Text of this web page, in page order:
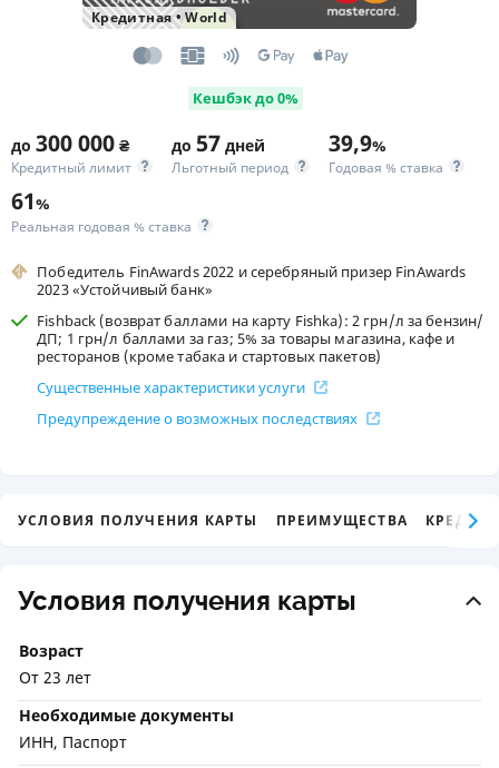
Кредитная•World
Кешбэк до 0%
до 300 000 ₴
Кредитный лимит
до 57 дней
Льготный период
39,9%
Годовая % ставка
61%
Реальная годовая % ставка
Победитель FinAwards 2022 и серебряный призер FinAwards
2023 «Устойчивый банк»
Fishback (возврат баллами на карту Fishka): 2 грн/л за бензин/
ДП; 1 грн/л баллами за газ; 5% за товары магазина, кафе и
ресторанов (кроме табака и стартовых пакетов)
Существенные характеристики услуги
Предупреждение о возможных последствиях
УСЛОВИЯ ПОЛУЧЕНИЯ КАРТЫ ПРЕИМУЩЕСТВА
Условия получения карты
Возраст
От 23 лет
Необходимые документы
ИНН, Паспорт